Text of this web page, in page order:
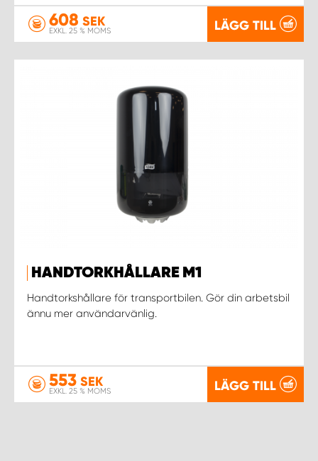
608 SEK
EXKL. 25 % MOMS LÄGG TILL
HANDTORKHÅLLARE M1
Handtorkshållare för transportbilen. Gör din arbetsbil
ännu mer användarvänlig.
553 SEK
EXKL. 25 % MOMS LÄGG TILL